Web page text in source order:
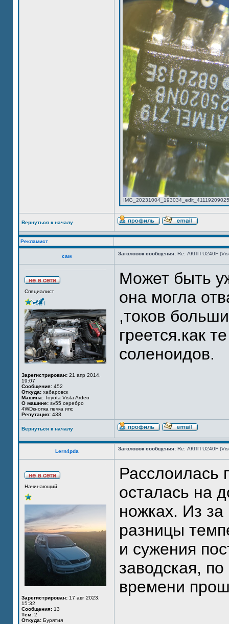
Вернуться к началу
Рекламист
сам Заголовок сообщения: Re: АКПП U240F
Специалист
Зарегистрирован: 21 апр 2014,
19:07
Сообщения: 452
Откуда: хабаровск
Машина: Toyota Vista Ardeo
О машине: sv55 серебро
4WDкнопка печка ипс
Репутация: 438
Может быть
она могла
,токов
греется.как
соленоидов.
Вернуться к началу
Lern4pda Заголовок сообщения: Re: АКПП U240F
Начинающий
Зарегистрирован: 17 авг 2023,
15:32
Сообщения: 13
Тем: 2
Откуда: Бурятия
Расслоилась
осталась на
ножках. Из
разницы
и сужения
заводская,
времени